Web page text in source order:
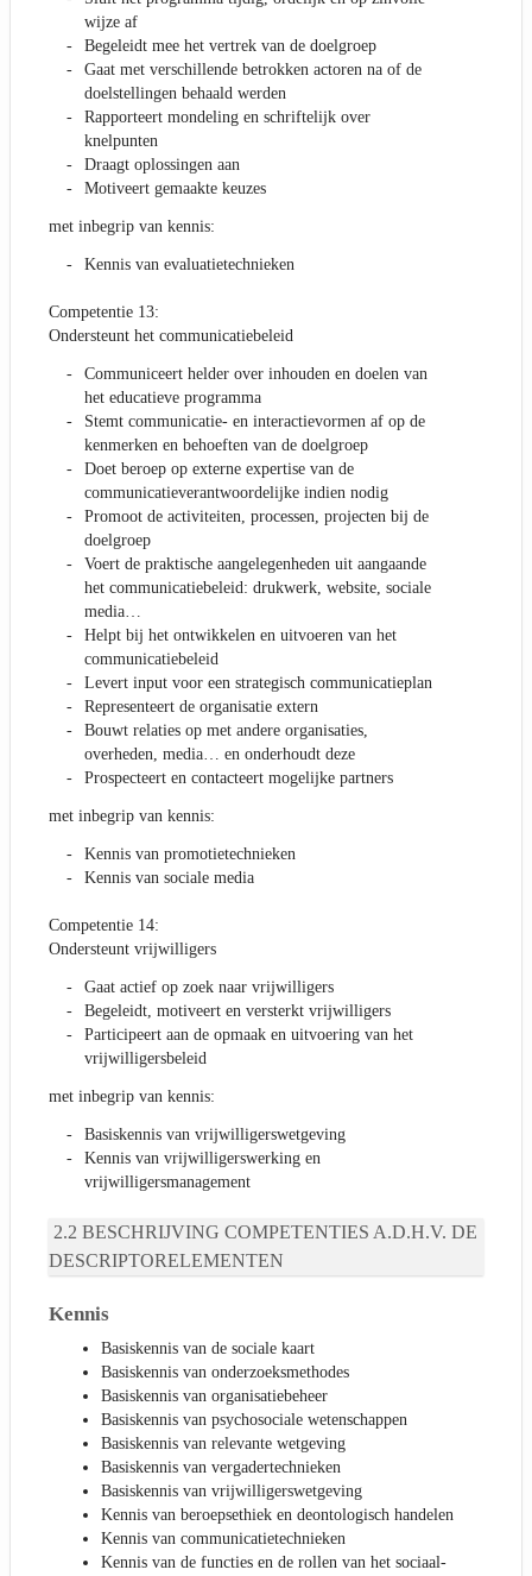
wijze af
Begeleidt mee het vertrek van de doelgroep
Gaat met verschillende betrokken actoren na of de
doelstellingen behaald werden
Rapporteert mondeling en schriftelijk over
knelpunten
Draagt oplossingen aan
Motiveert gemaakte keuzes
met inbegrip van kennis:
Kennis van evaluatietechnieken
Competentie 13:
Ondersteunt het communicatiebeleid
Communiceert helder over inhouden en doelen van
het educatieve programma
Stemt communicatie- en interactievormen af op de
kenmerken en behoeften van de doelgroep
Doet beroep op externe expertise van de
communicatieverantwoordelijke indien nodig
Promoot de activiteiten, processen, projecten bij de
doelgroep
Voert de praktische aangelegenheden uit aangaande
het communicatiebeleid: drukwerk, website, sociale
media…
Helpt bij het ontwikkelen en uitvoeren van het
communicatiebeleid
Levert input voor een strategisch communicatieplan
Representeert de organisatie extern
Bouwt relaties op met andere organisaties,
overheden, media… en onderhoudt deze
Prospecteert en contacteert mogelijke partners
met inbegrip van kennis:
Kennis van promotietechnieken
Kennis van sociale media
Competentie 14:
Ondersteunt vrijwilligers
Gaat actief op zoek naar vrijwilligers
Begeleidt, motiveert en versterkt vrijwilligers
Participeert aan de opmaak en uitvoering van het
vrijwilligersbeleid
met inbegrip van kennis:
Basiskennis van vrijwilligerswetgeving
Kennis van vrijwilligerswerking en
vrijwilligersmanagement
BESCHRIJVING COMPETENTIES A.D.H.V. DE
DESCRIPTORELEMENTEN
Kennis
Basiskennis van de sociale kaart
Basiskennis van onderzoeksmethodes
Basiskennis van organisatiebeheer
Basiskennis van psychosociale wetenschappen
Basiskennis van relevante wetgeving
Basiskennis van vergadertechnieken
Basiskennis van vrijwilligerswetgeving
Kennis van beroepsethiek en deontologisch handelen
Kennis van communicatietechnieken
Kennis van de functies en de rollen van het sociaal-